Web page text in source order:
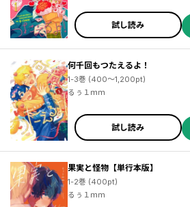
試し読み
何千回もつたえるよ！
1-3巻 (400～1,200pt)
るぅ１ｍｍ
試し読み
果実と怪物【単行本版】
1-2巻 (400pt)
るぅ１ｍｍ